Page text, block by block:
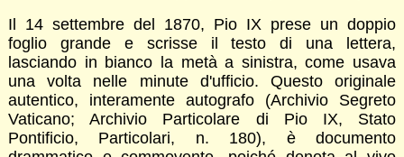
Il 14 settembre del 1870, Pio IX prese un doppio
foglio grande e scrisse il testo di una lettera,
lasciando in bianco la metà a sinistra, come usava
una volta nelle minute d'ufficio. Questo originale
autentico, interamente autografo (Archivio Segreto
Vaticano; Archivio Particolare di Pio IX, Stato
Pontificio, Particolari, n. 180), è documento